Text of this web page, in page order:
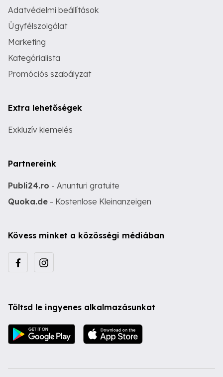
Adatvédelmi beállítások
Ügyfélszolgálat
Marketing
Kategórialista
Promóciós szabályzat
Extra lehetőségek
Exkluzív kiemelés
Partnereink
Publi24.ro - Anunturi gratuite
Quoka.de - Kostenlose Kleinanzeigen
Kövess minket a közösségi médiában
Töltsd le ingyenes alkalmazásunkat